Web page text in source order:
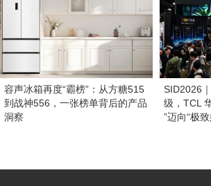
容声冰箱再度“霸榜”：从方糖515
到战神556，一张榜单背后的产品
洞察
SID2026
级，TCL
”迈向“极